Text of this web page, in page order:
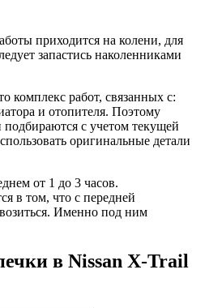
приходится на колени, для
запастись наколенниками
работ, связанных с:
и отопителя. Поэтому
с учетом текущей
оригинальные детали
от 1 до 3 часов.
в том, что с передней
Именно под ним
в Nissan X-Trail